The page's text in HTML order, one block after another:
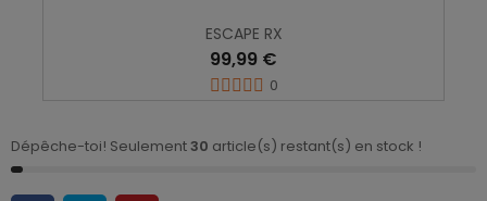
ESCAPE RX
99,99 €
0
Dépêche-toi! Seulement30 article(s) restant(s) en stock !